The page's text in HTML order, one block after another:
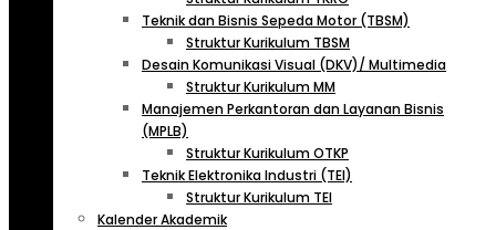
Teknik dan Bisnis Sepeda Motor (TBSM)
Struktur Kurikulum TBSM
Desain Komunikasi Visual (DKV)/ Multimedia
Struktur Kurikulum MM
Manajemen Perkantoran dan Layanan Bisnis
(MPLB)
Struktur Kurikulum OTKP
Teknik Elektronika Industri (TEI)
Struktur Kurikulum TEI
Kalender Akademik